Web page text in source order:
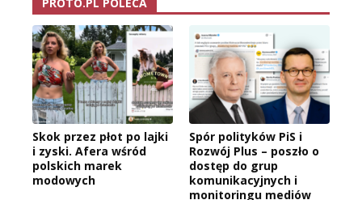
Skok przez płot po lajki
i zyski. Afera wśród
polskich marek
modowych
Spór polityków PiS i
Rozwój Plus – poszło o
dostęp do grup
komunikacyjnych i
monitoringu mediów